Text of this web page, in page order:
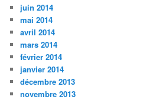
juin 2014
mai 2014
avril 2014
mars 2014
février 2014
janvier 2014
décembre 2013
novembre 2013